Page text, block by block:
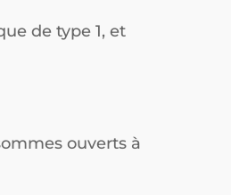
de type 1, et
ouverts à